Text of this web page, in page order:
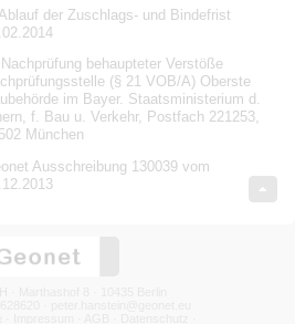
der Zuschlags- und Bindefrist
behaupteter Verstöße
(§ 21 VOB/A) Oberste
im Bayer. Staatsministerium d.
f. Bau u. Verkehr, Postfach 221253,
München
Ausschreibung 130039 vom